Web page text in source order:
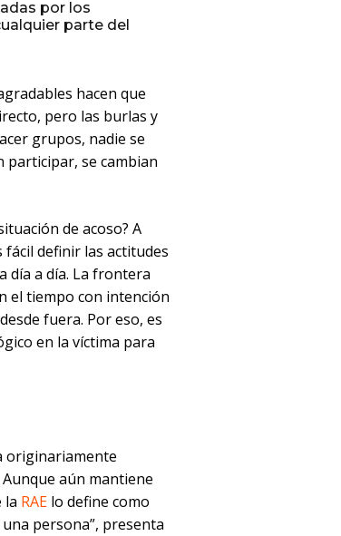
por los
parte del
hacen que
pero las burlas y
grupos, nadie se
participar, se cambian
de acoso? A
definir las actitudes
día a día. La frontera
el tiempo con intención
fuera. Por eso, es
en la víctima para
originariamente
Aunque aún mantiene
la RAE lo define como
persona”, presenta